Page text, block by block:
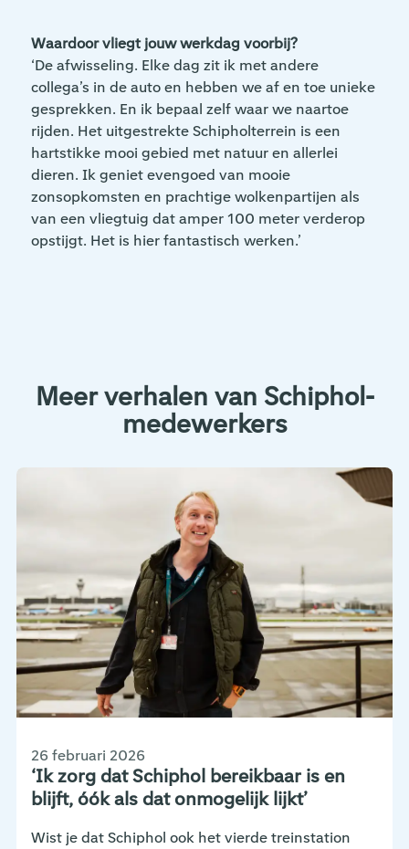
Waardoor vliegt jouw werkdag voorbij?
‘De afwisseling. Elke dag zit ik met andere
collega’s in de auto en hebben we af en toe unieke
gesprekken. En ik bepaal zelf waar we naartoe
rijden. Het uitgestrekte Schipholterrein is een
hartstikke mooi gebied met natuur en allerlei
dieren. Ik geniet evengoed van mooie
zonsopkomsten en prachtige wolkenpartijen als
van een vliegtuig dat amper 100 meter verderop
opstijgt. Het is hier fantastisch werken.’
Meer verhalen van Schiphol-
medewerkers
‘Ik zorg dat Schiphol bereikbaar is en
blijft, óók als dat onmogelijk lijkt’
26 februari 2026
Wist je dat Schiphol ook het vierde treinstation